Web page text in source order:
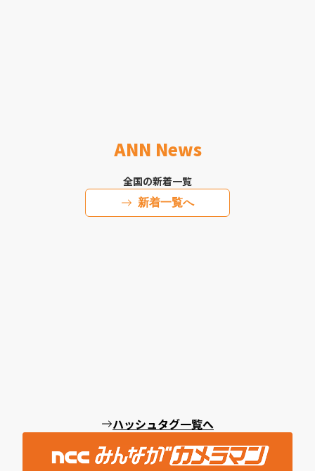
ANN News
全国の新着一覧
新着一覧へ
ハッシュタグ一覧へ